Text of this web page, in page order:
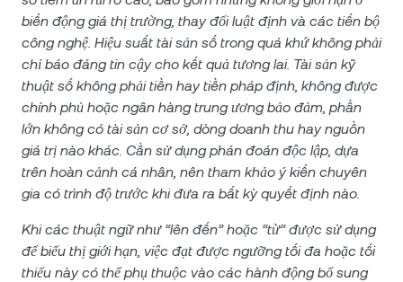
biến động giá thị trường, thay đổi luật định và các tiến bộ
công nghệ. Hiệu suất tài sản số trong quá khứ không phải
chỉ báo đáng tin cậy cho kết quả tương lai. Tài sản kỹ
thuật số không phải tiền hay tiền pháp định, không được
chính phủ hoặc ngân hàng trung ương bảo đảm, phần
lớn không có tài sản cơ sở, dòng doanh thu hay nguồn
giá trị nào khác. Cần sử dụng phán đoán độc lập, dựa
trên hoàn cảnh cá nhân, nên tham khảo ý kiến chuyên
gia có trình độ trước khi đưa ra bất kỳ quyết định nào.
Khi các thuật ngữ như “lên đến” hoặc “từ” được sử dụng
để biểu thị giới hạn, việc đạt được ngưỡng tối đa hoặc tối
thiểu này có thể phụ thuộc vào các hành động bổ sung